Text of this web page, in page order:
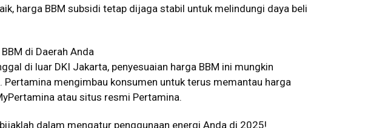
harga BBM subsidi tetap dijaga stabil untuk melindungi daya beli
di Daerah Anda
di luar DKI Jakarta, penyesuaian harga BBM ini mungkin
Pertamina mengimbau konsumen untuk terus memantau harga
atau situs resmi Pertamina.
dalam mengatur penggunaan energi Anda di 2025!